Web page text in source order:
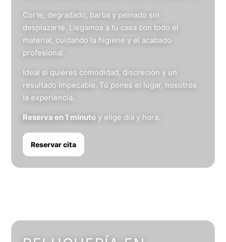
Corte, degradado, barba y peinado sin
desplazarte. Llegamos a tu casa con todo el
material, cuidando la higiene y el acabado
profesional.
Ideal si quieres comodidad, discreción y un
resultado impecable. Tú pones el lugar, nosotros
la experiencia.
Reserva en 1 minuto y elige día y hora.
Reservar cita